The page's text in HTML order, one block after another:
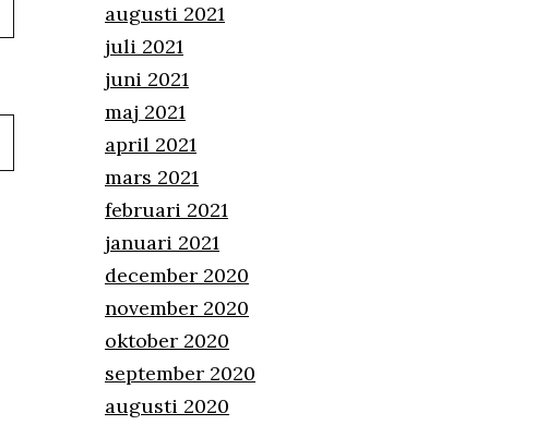
augusti 2021
juli 2021
juni 2021
maj 2021
april 2021
mars 2021
februari 2021
januari 2021
december 2020
november 2020
oktober 2020
september 2020
augusti 2020